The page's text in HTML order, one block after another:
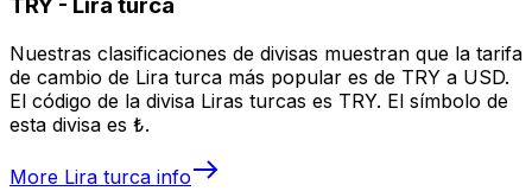
TRY - Lira turca
Nuestras clasificaciones de divisas muestran que la tarifa
de cambio de Lira turca más popular es de TRY a USD.
El código de la divisa Liras turcas es TRY. El símbolo de
esta divisa es ₺.
More Lira turca info